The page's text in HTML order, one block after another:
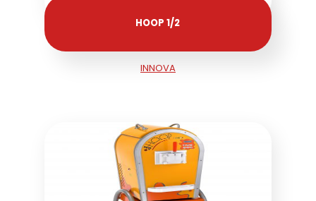
HOOP 1/2
INNOVA